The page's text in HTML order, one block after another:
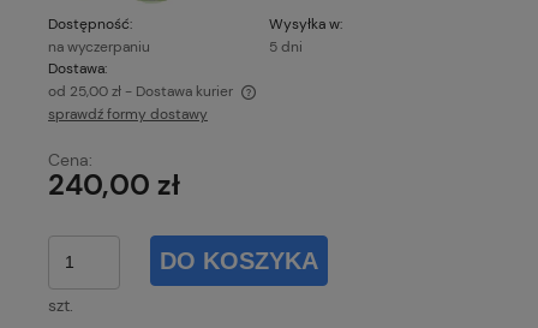
Dostępność:
na wyczerpaniu
Wysyłka w:
5 dni
Dostawa:
od 25,00 zł - Dostawa kurier
Cena nie zawiera ewentualnych kosztów płatności
sprawdź formy dostawy
Cena:
240,00 zł
szt.
DO KOSZYKA